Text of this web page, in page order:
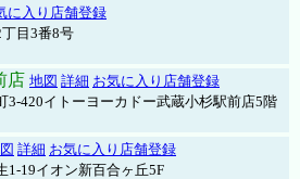
に入り店舗登録
目3番8号
店 地図 詳細 お気に入り店舗登録
3-420イトーヨーカドー武蔵小杉駅前店5階
詳細 お気に入り店舗登録
1-19イオン新百合ヶ丘5F